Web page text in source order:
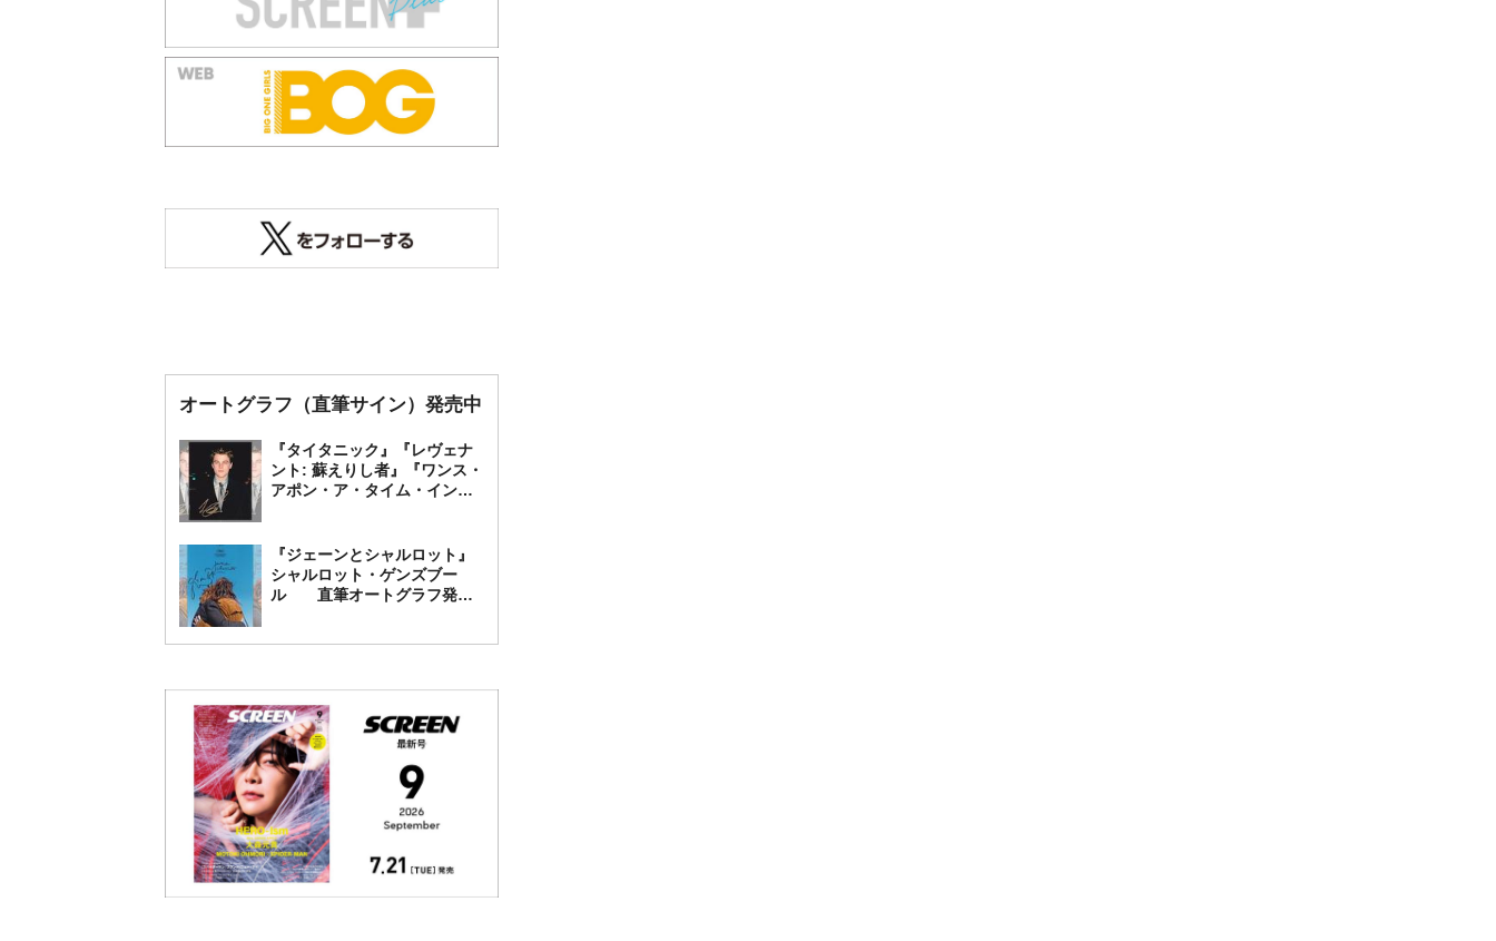
オートグラフ（直筆サイン）発売中
『タイタニック』『レヴェナ
ント: 蘇えりし者』『ワンス・
アポン・ア・タイム・イン・
フ発売中
『ジェーンとシャルロット』
シャルロット・ゲンズブー
ル 直筆オートグラフ発売